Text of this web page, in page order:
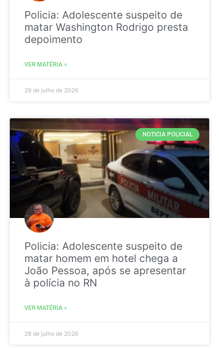
Policia: Adolescente suspeito de
matar Washington Rodrigo presta
depoimento
VER MATÉRIA »
29 de julho de 2026
NOTICIA POLICIAL
Policia: Adolescente suspeito de
matar homem em hotel chega a
João Pessoa, após se apresentar
à polícia no RN
VER MATÉRIA »
28 de julho de 2026